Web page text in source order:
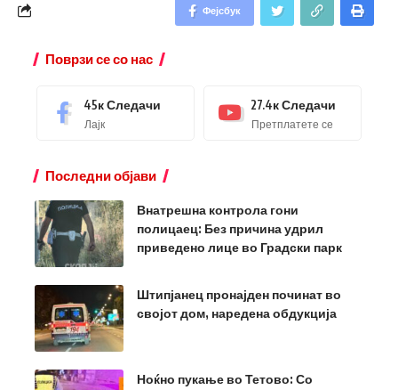
Фејсбук
Поврзи се со нас
45кСледачи
Лајк
27.4кСледачи
Претплатете се
Последни објави
Внатрешна контрола гони
полицаец: Без причина удрил
приведено лице во Градски парк
Штипјанец пронајден починат во
својот дом, наредена обдукција
Ноќно пукање во Тетово: Со